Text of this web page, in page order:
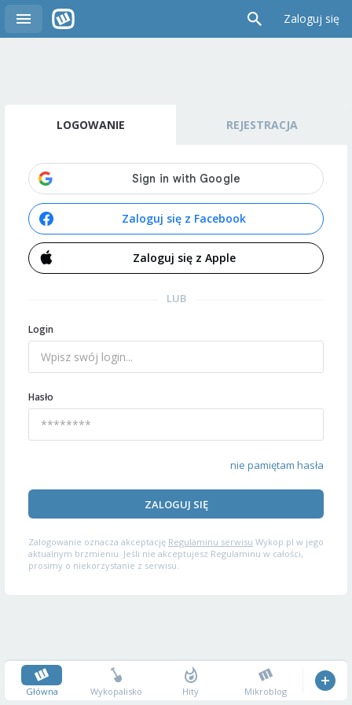
Zaloguj się
LOGOWANIE REJESTRACJA
Zaloguj się z Facebook
Zaloguj się z Apple
LUB
Login
Hasło
nie pamiętam hasła
ZALOGUJ SIĘ
Zalogowanie oznacza akceptację Regulaminu serwisu Wykop.pl w jego
aktualnym brzmieniu. Jeśli nie akceptujesz Regulaminu w całości,
prosimy o niekorzystanie z serwisu.
Główna Wykopalisko Hity Mikroblog